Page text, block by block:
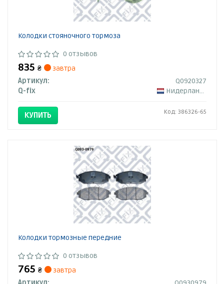
Колодки стояночного тормоза
0 отзывов
835 ₴
завтра
Артикул:
Q0920327
Q-fix
Нидерланды
КУПИТЬ Код: 386326-65
Колодки тормозные передние
0 отзывов
765 ₴
завтра